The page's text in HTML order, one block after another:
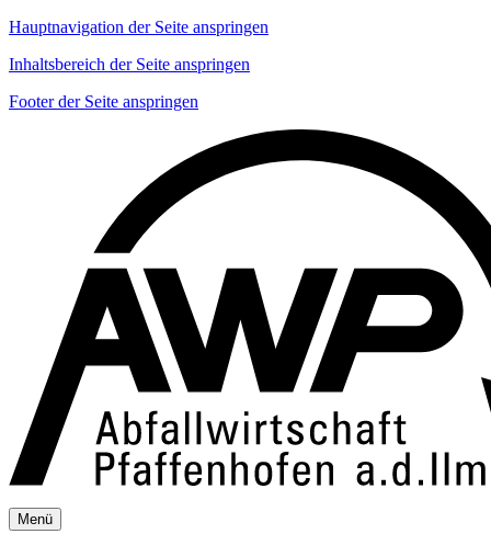
Hauptnavigation der Seite anspringen
Inhaltsbereich der Seite anspringen
Footer der Seite anspringen
Menü